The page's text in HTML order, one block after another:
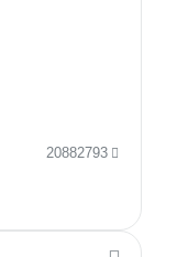
20882793